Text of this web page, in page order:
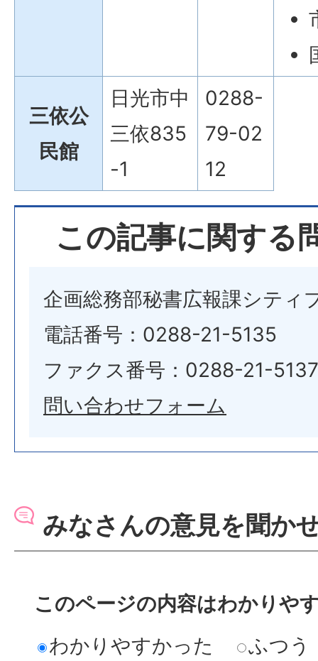
三依公
民館
日光市中
三依835
-1
0288-
79-02
12
この記事に関する
企画総務部秘書広報課シティ
電話番号：0288-21-5135
ファクス番号：0288-21-5137
問い合わせフォーム
みなさんの意見を聞か
このページの内容はわかりや
わかりやすかった
ふつう